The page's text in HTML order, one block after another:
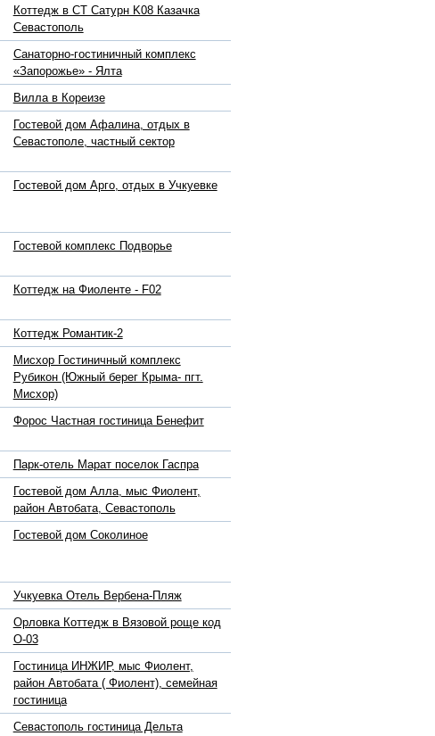
Коттедж в СТ Сатурн K08 Казачка
Севастополь
Санаторно-гостиничный комплекс
«Запорожье» - Ялта
Вилла в Кореизе
Гостевой дом Афалина, отдых в
Севастополе, частный сектор
Гостевой дом Арго, отдых в Учкуевке
Гостевой комплекс Подворье
Коттедж на Фиоленте - F02
Коттедж Романтик-2
Мисхор Гостиничный комплекс
Рубикон (Южный берег Крыма- пгт.
Мисхор)
Форос Частная гостиница Бенефит
Парк-отель Марат поселок Гаспра
Гостевой дом Алла, мыс Фиолент,
район Автобата, Севастополь
Гостевой дом Соколиное
Учкуевка Отель Вербена-Пляж
Орловка Коттедж в Вязовой роще код
О-03
Гостиница ИНЖИР, мыс Фиолент,
район Автобата ( Фиолент), семейная
гостиница
Севастополь гостиница Дельта